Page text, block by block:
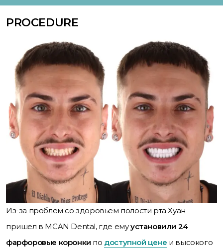
PROCEDURE
Из-за проблем со здоровьем полости рта Хуан
пришел в MCAN Dental, где емуустановили 24
фарфоровые коронки по доступной цене и высокого